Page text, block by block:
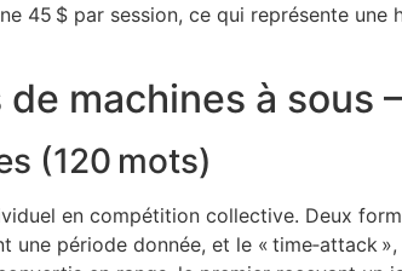
45 $ par session, ce qui représente
de machines à sous
(120 mots)
en compétition collective. Deux
période donnée, et le « time‑attack